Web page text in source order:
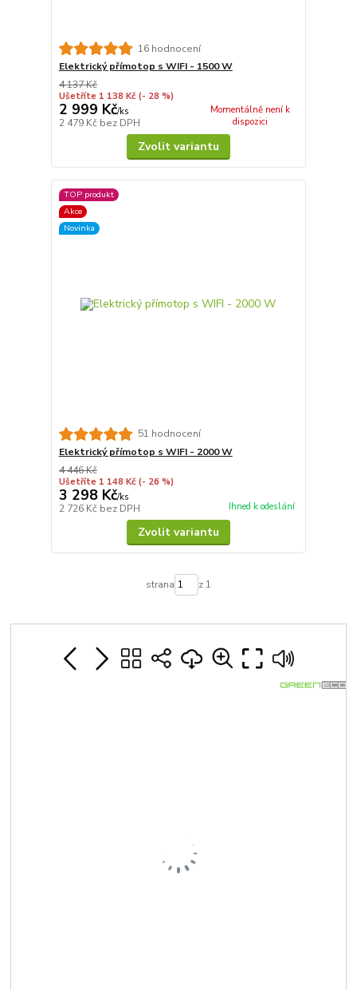
16 hodnocení
Elektrický přímotop s WIFI - 1500 W
4 137 Kč
Ušetříte 1 138 Kč (- 28 %)
2 999 Kč/ks
2 479 Kč bez DPH
Momentálně není k
dispozici
Zvolit variantu
TOP produkt
Akce
Novinka
51 hodnocení
Elektrický přímotop s WIFI - 2000 W
4 446 Kč
Ušetříte 1 148 Kč (- 26 %)
3 298 Kč/ks
2 726 Kč bez DPH Ihned k odeslání
Zvolit variantu
strana z 1